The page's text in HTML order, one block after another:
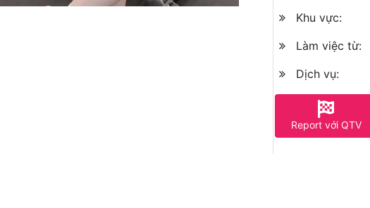
Khu vực:
Làm việc từ:
Dịch vụ:
Report với QTV